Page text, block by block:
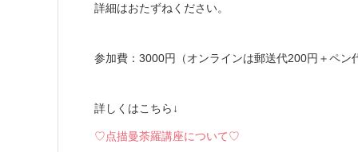
詳細はおたずねください。
参加費：3000円（オンラインは郵送代200円＋ペン
詳しくはこちら↓
♡点描曼荼羅講座について♡